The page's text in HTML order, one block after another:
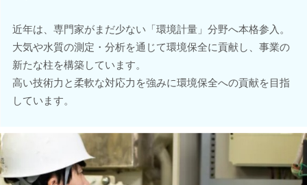
近年は、専門家がまだ少ない「環境計量」分野へ本格参入。
大気や水質の測定・分析を通じて環境保全に貢献し、事業の
新たな柱を構築しています。
高い技術力と柔軟な対応力を強みに環境保全への貢献を目指
しています。